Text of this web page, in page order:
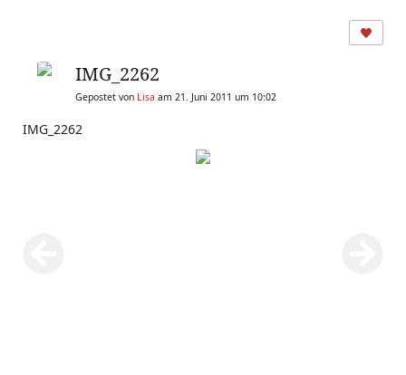
IMG_2262
Gepostet von Lisa am 21. Juni 2011 um 10:02
IMG_2262